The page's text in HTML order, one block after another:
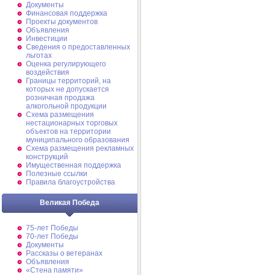
Документы
Финансовая поддержка
Проекты документов
Объявления
Инвестиции
Сведения о предоставленных
льготах
Оценка регулирующего
воздействия
Границы территорий, на
которых не допускается
розничная продажа
алкогольной продукции
Схема размещения
нестационарных торговых
объектов на территории
муниципального образования
Схема размещения рекламных
конструкций
Имущественная поддержка
Полезные ссылки
Правила благоустройства
Великая Победа
75-лет Победы
70-лет Победы
Документы
Рассказы о ветеранах
Объявления
«Стена памяти»